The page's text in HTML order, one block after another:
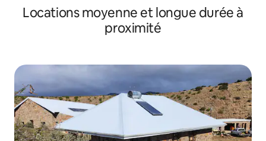
Locations moyenne et longue durée à
proximité